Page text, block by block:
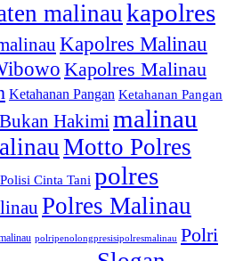
malinaukapolres
Kapolres Malinau
Kapolres Malinau
Ketahanan Pangan Ketahanan Pangan
Hakimi malinau
Motto Polres
Polisi Cinta Tani polres
Polres Malinau
polripenolongpresisipolresmalinau Polri